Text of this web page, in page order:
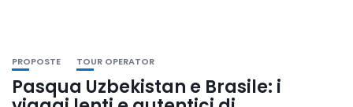
PROPOSTE TOUR OPERATOR
Pasqua Uzbekistan e Brasile: i